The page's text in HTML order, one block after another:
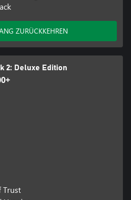
ZURÜCKKEHREN
2: Deluxe Edition
Trust